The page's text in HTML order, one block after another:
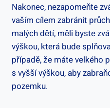
Nakonec, nezapomeňte
vaším cílem zabránit
malých‍ dětí, měli byste⁣
výškou, která bude‌
případě, že máte velkého‍
s vyšší výškou, ⁢aby
pozemku.